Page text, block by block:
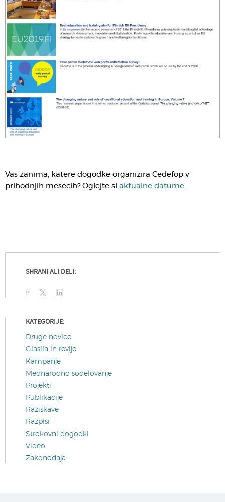
Vas zanima, katere dogodke organizira Cedefop v
prihodnjih mesecih? Oglejte si aktualne datume.
SHRANI ALI DELI:
KATEGORIJE:
Druge novice
Glasila in revije
Kampanje
Mednarodno sodelovanje
Projekti
Publikacije
Raziskave
Razpisi
Strokovni dogodki
Video
Zakonodaja